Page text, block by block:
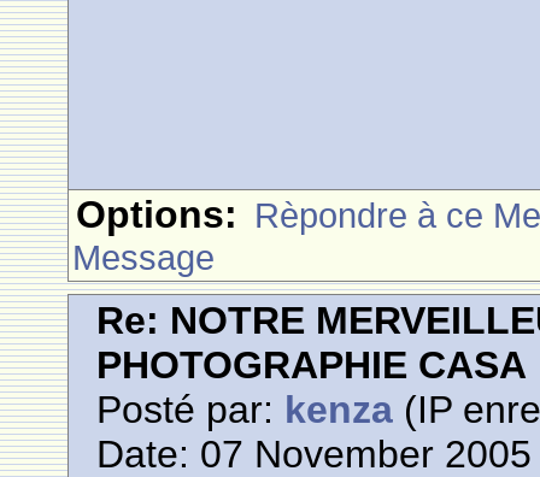
Options: Rèpondre à ce
Message
Re: NOTRE
PHOTOGRAPHIE CASA
Posté par: kenza (IP
Date: 07 November